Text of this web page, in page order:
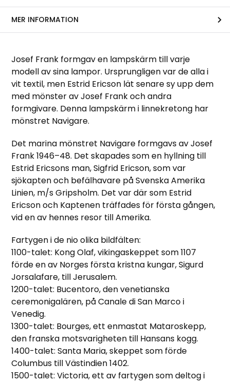
MER INFORMATION
Josef Frank formgav en lampskärm till varje
modell av sina lampor. Ursprungligen var de alla i
vit textil, men Estrid Ericson lät senare sy upp dem
med mönster av Josef Frank och andra
formgivare. Denna lampskärm i linnekretong har
mönstret Navigare.
Det marina mönstret Navigare formgavs av Josef
Frank 1946–48. Det skapades som en hyllning till
Estrid Ericsons man, Sigfrid Ericson, som var
sjökapten och befälhavare på Svenska Amerika
Linien, m/s Gripsholm. Det var där som Estrid
Ericson och Kaptenen träffades för första gången,
vid en av hennes resor till Amerika.
Fartygen i de nio olika bildfälten:
1100-talet: Kong Olaf, vikingaskeppet som 1107
förde en av Norges första kristna kungar, Sigurd
Jorsalafare, till Jerusalem.
1200-talet: Bucentoro, den venetianska
ceremonigalären, på Canale di San Marco i
Venedig.
1300-talet: Bourges, ett enmastat Mataroskepp,
den franska motsvarigheten till Hansans kogg.
1400-talet: Santa Maria, skeppet som förde
Columbus till Västindien 1402.
1500-talet: Victoria, ett av fartygen som deltog i